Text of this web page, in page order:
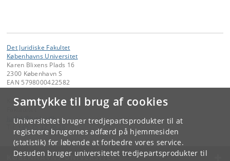
Samtykke til brug af cookies
Universitetet bruger tredjepartsprodukter til at
registrere brugernes adfærd på hjemmesiden
(statistik) for løbende at forbedre vores service.
Desuden bruger universitetet tredjepartsprodukter til
Det Juridiske Fakultet
Københavns Universitet
Karen Blixens Plads 16
2300 København S
EAN 5798000422582
Kontakt:
jurfak @jur.ku.dk
KØBENHAVNS UNIVERSITET